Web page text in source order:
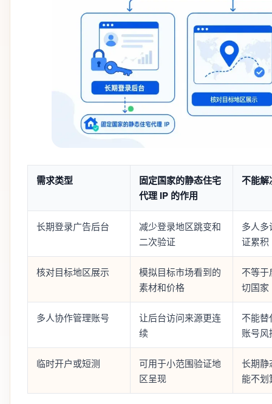
需求类型
固定国家的静态住宅
代理 IP 的作用
不能解
长期登录广告后台
减少登录地区跳变和
二次验证
多人多
证累积
核对目标地区展示
模拟目标市场看到的
素材和价格
不等于
切国家
多人协作管理账号
让后台访问来源更连
续
不能替
账号风
临时开户或短测
可用于小范围验证地
区呈现
长期静
能不划